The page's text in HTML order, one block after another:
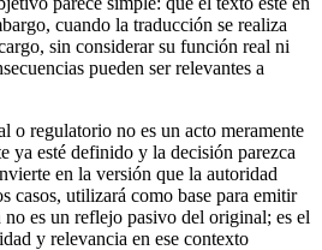
cuando la traducción se realiza
sin considerar su función real ni
pueden ser relevantes a
o regulatorio no es un acto meramente
ya esté definido y la decisión parezca
en la versión que la autoridad
casos, utilizará como base para emitir
es un reflejo pasivo del original; es el
y relevancia en ese contexto